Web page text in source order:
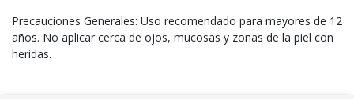
Precauciones Generales: Uso recomendado para mayores de 12
años. No aplicar cerca de ojos, mucosas y zonas de la piel con
heridas.